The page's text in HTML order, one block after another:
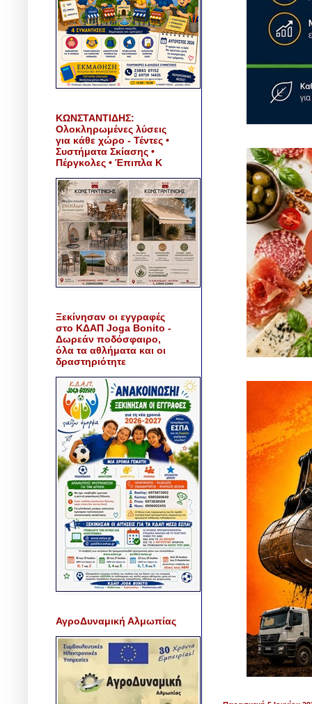
ΚΩΝΣΤΑΝΤΙΔΗΣ:
Ολοκληρωμένες λύσεις
για κάθε χώρο - Τέντες •
Συστήματα Σκίασης •
Πέργκολες • Έπιπλα Κ
Ξεκίνησαν οι εγγραφές
στο ΚΔΑΠ Joga Bonito -
Δωρεάν ποδόσφαιρο,
όλα τα αθλήματα και οι
δραστηριότητε
ΑγροΔυναμική Αλμωπίας